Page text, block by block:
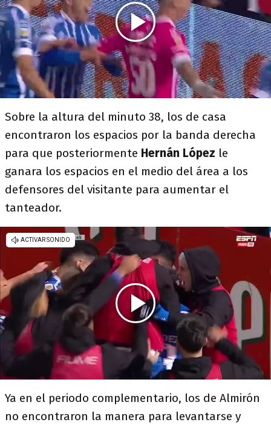
Sobre la altura del minuto 38, los de casa
encontraron los espacios por la banda derecha
para que posteriormente Hernán López le
ganara los espacios en el medio del área a los
defensores del visitante para aumentar el
tanteador.
Ya en el periodo complementario, los de Almirón
no encontraron la manera para levantarse y